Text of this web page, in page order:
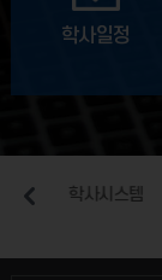
학사일정
학사시스템